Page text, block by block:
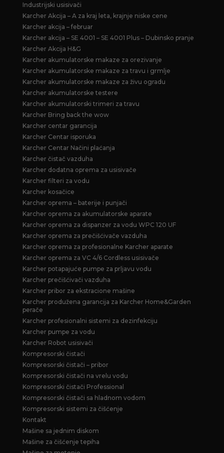
Industrijski usisivači
Karcher Akcija – A za kraj leta, krajnje niske cene
Karcher akcija – februar
Karcher akcija – SE 4001 – SE 4001 Plus – Dubinsko pranje
Karcher Akcija H&G
Karcher akumulatorske makaze za orezivanje
Karcher akumulatorske makaze za travu i grmlje
Karcher akumulatorske makaze za živu ogradu
Karcher akumulatorske testere
Karcher akumulatorski trimeri za travu
Karcher Bring back the wow
Karcher centar garancija
Karcher Centar isporuka
Karcher Centar Načini plaćanja
Karcher čistač vazduha
Karcher dodatna oprema za usisivače
Karcher filteri za vodu
Karcher kosačice
Karcher oprema – baterije i punjači
Karcher oprema za akumulatorske aparate
Karcher oprema za dispanzer za vodu WPC 120 UF
Karcher oprema za prečišćivače vazduha
Karcher oprema za profesionalne Karcher aparate
Karcher oprema za VC 4/6 Cordless usisivače
Karcher potapajuće pumpe za prljavu vodu
Karcher prečišćivači vazduha
Karcher pribor za ekstracione mašine
Karcher produžena garancija za Karcher Home&Garden
perače
Karcher profesionalni sistemi za dezinfekciju
Karcher pumpe za vodu
Karcher Robot usisivači
Kompresorski čistači
Kompresorski čistači – pribor
Kompresorski čistači na vrelu vodu
Kompresorski čistači Professional
Kompresorski čistači sa hladnom vodom
Kompresorski sistemi za čišćenje
Kontakt
Mašine sa jednim diskom
Mašine za čišćenje tepiha